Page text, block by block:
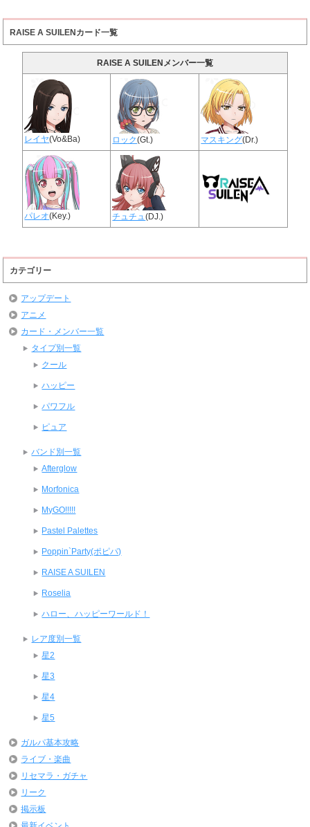
RAISE A SUILENカード一覧
RAISE A SUILENメンバー一覧
レイヤ(Vo&Ba) ロック(Gt.) マスキング(Dr.)
パレオ(Key.) チュチュ(DJ.)
カテゴリー
アップデート
アニメ
カード・メンバー一覧
タイプ別一覧
クール
ハッピー
パワフル
ピュア
バンド別一覧
Afterglow
Morfonica
MyGO!!!!!
Pastel Palettes
Poppin`Party(ポピパ)
RAISE A SUILEN
Roselia
ハロー、ハッピーワールド！
レア度別一覧
星2
星3
星4
星5
ガルパ基本攻略
ライブ・楽曲
リセマラ・ガチャ
リーク
掲示板